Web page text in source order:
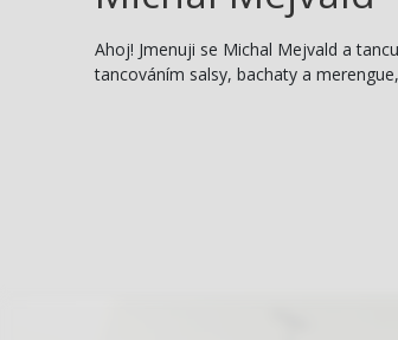
Ahoj! Jmenuji se Michal Mejvald a
tancováním salsy, bachaty a